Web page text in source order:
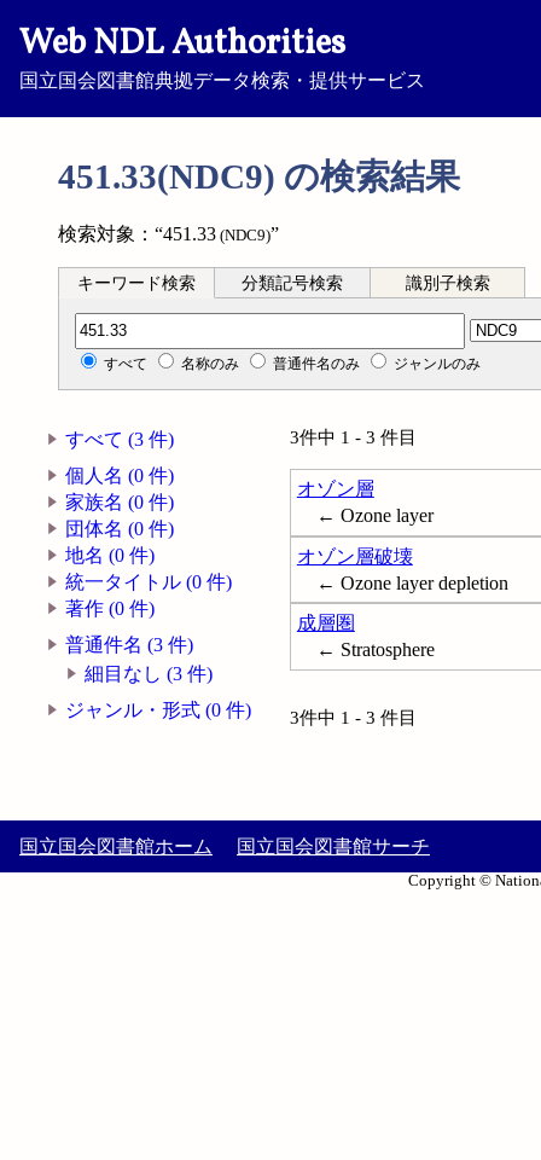
Web NDL Authorities
国立国会図書館典拠データ検索・提供サービス
451.33(NDC9) の検索結果
検索対象：“451.33 (NDC9)”
キーワード検索 分類記号検索 識別子検索
分類記号検索
すべて 名称のみ 普通件名のみ ジャンルのみ
すべて (3 件)
個人名 (0 件)
家族名 (0 件)
団体名 (0 件)
地名 (0 件)
統一タイトル (0 件)
著作 (0 件)
普通件名 (3 件)
細目なし (3 件)
ジャンル・形式 (0 件)
3件中 1 - 3 件目
オゾン層
← Ozone layer
オゾン層破壊
← Ozone layer depletion
成層圏
← Stratosphere
3件中 1 - 3 件目
国立国会図書館ホーム 国立国会図書館サーチ
Copyright ©